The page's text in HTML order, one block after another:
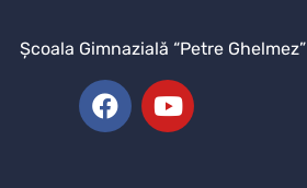
Şcoala Gimnazială “Petre Ghelmez”